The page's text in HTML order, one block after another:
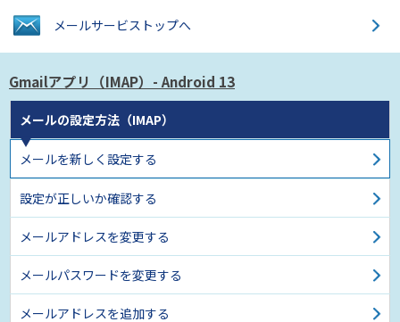
メールサービス トップへ
Gmailアプリ（IMAP） - Android 13
メールの設定方法（IMAP）
メールを新しく設定する
設定が正しいか確認する
メールアドレスを変更する
メールパスワードを変更する
メールアドレスを追加する